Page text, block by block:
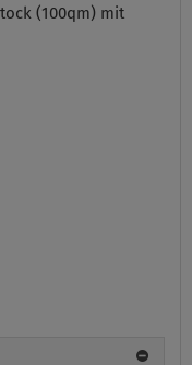
(100qm) mit